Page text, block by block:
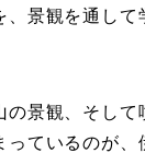
、景観を通して
景観、そして
っているのが、